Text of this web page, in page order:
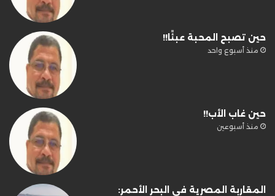
حين تصبح المحبة عبئًا!!
منذ أسبوع واحد
حين غاب الأب!!
منذ أسبوعين
المقاربة المصرية في البحر الأحمر: